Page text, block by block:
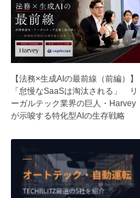
【法務×生成AIの最前線（前編）】
「怠慢なSaaSは淘汰される」 リ
ーガルテック業界の巨人・Harvey
が示唆する特化型AIの生存戦略